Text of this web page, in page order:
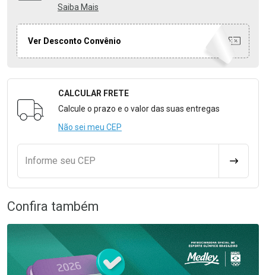
Saiba Mais
Ver Desconto Convênio
Formulário para Calcular o Frete
CALCULAR FRETE
Calcule o prazo e o valor das suas entregas
Não sei meu CEP
Informe seu CEP
Confira também